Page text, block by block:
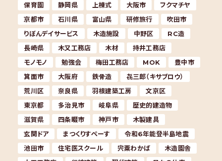
保育園
静岡県 上棟式 大阪市
フクマチヤ
京都市
石川県 富山県 研修旅行
吹田市
りぼんデイサービス
木造施設 中野区
RC造
長崎県
木又工務店 木材
持井工務店
モノモノ
勉強会 梅田工務店 MOK
豊中市
箕面市
大阪府 鉄骨造
㐂三郎（キサブロウ）
荒川区
奈良県 羽根建築工房
文京区
東京都
多治見市 岐阜県
歴史的建造物
滋賀県
四条畷市 神戸市
木製建具
玄関ドア
まつくりすぺーす
令和6年能登半島地震
池田市
住宅医スクール 宍粟わかば
木造園舎